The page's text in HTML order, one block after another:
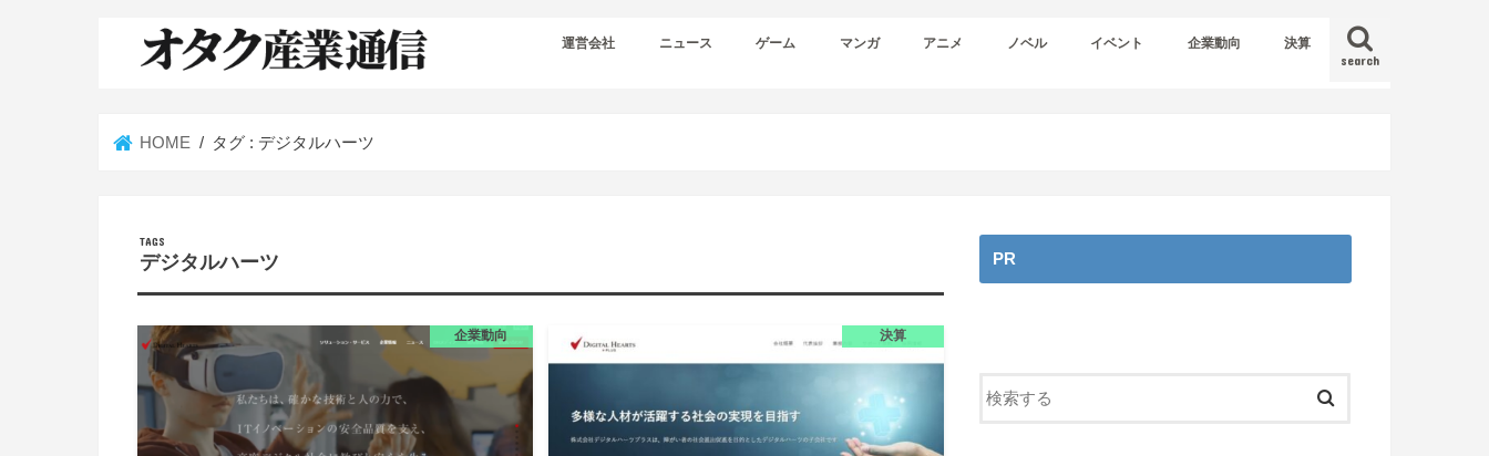
search
運営会社 ニュース ゲーム マンガ アニメ ノベル イベント 企業動向 決算
HOME タグ : デジタルハーツ
デジタルハーツ
企業動向 決算
PR